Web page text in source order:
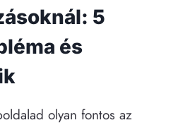
5
és
olyan fontos az